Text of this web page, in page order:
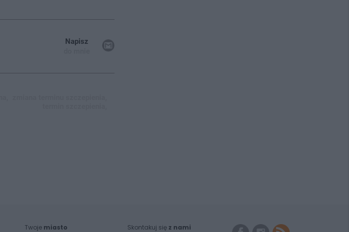
Napisz
Twoje miasto Skontakuj się z nami